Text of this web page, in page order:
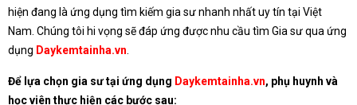
hiện đang là ứng dụng tìm kiếm gia sư nhanh nhất uy tín tại Việt
Nam. Chúng tôi hi vọng sẽ đáp ứng được nhu cầu tìm Gia sư qua ứng
dụng Daykemtainha.vn
Để lựa chọn gia sư tại ứng dụng Daykemtainha.vn, phụ huynh và
học viên thực hiện các bước sau: